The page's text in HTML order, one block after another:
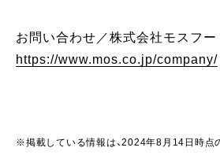
お問い合わせ／株式会社モスフー
https://www.mos.co.jp/company/
※掲載している情報は、2024年8月14日時点